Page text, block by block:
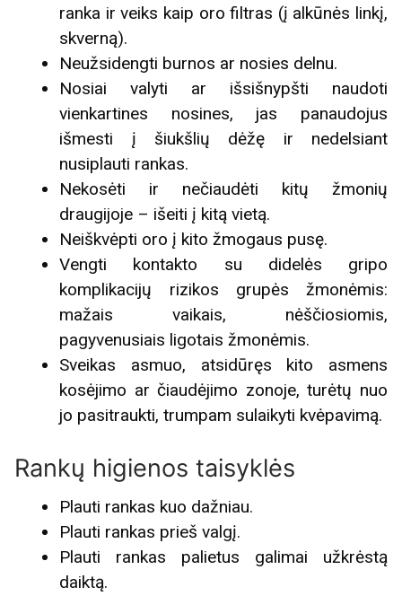
ranka ir veiks kaip oro filtras (į alkūnės linkį,
skverną).
Neužsidengti burnos ar nosies delnu.
Nosiai valyti ar išsišnypšti naudoti
vienkartines nosines, jas panaudojus
išmesti į šiukšlių dėžę ir nedelsiant
nusiplauti rankas.
Nekosėti ir nečiaudėti kitų žmonių
draugijoje – išeiti į kitą vietą.
Neiškvėpti oro į kito žmogaus pusę.
Vengti kontakto su didelės gripo
komplikacijų rizikos grupės žmonėmis:
mažais vaikais, nėščiosiomis,
pagyvenusiais ligotais žmonėmis.
Sveikas asmuo, atsidūręs kito asmens
kosėjimo ar čiaudėjimo zonoje, turėtų nuo
jo pasitraukti, trumpam sulaikyti kvėpavimą.
Rankų higienos taisyklės
Plauti rankas kuo dažniau.
Plauti rankas prieš valgį.
Plauti rankas palietus galimai užkrėstą
daiktą.